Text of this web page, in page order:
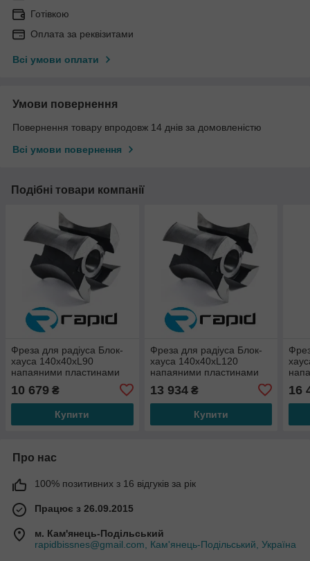
Готівкою
Оплата за реквізитами
Всі умови оплати
Умови повернення
Повернення товару впродовж 14 днів за домовленістю
Всі умови повернення
Подібні товари компанії
Фреза для радіуса Блок-
хауса 140х40хL90
напаяними пластинами
10 679 ₴
Купити
Фреза для радіуса Блок-
хауса 140х40хL120
напаяними пластинами
13 934₴
Купити
16
Про нас
100% позитивних з 16 відгуків за рік
Працює з 26.09.2015
м. Кам'янець-Подільський
rapidbissnes@gmail.com, Кам'янець-Подільський, Україна